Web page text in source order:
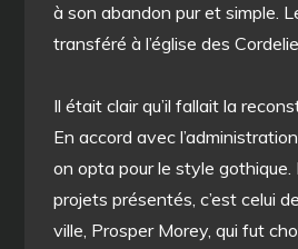
à son abandon pur et simple.
transféré à l’église des
Il était clair qu’il fallait la
En accord avec
on opta pour le style gothique.
projets présentés, c’est celui
ville, Prosper Morey, qui fut